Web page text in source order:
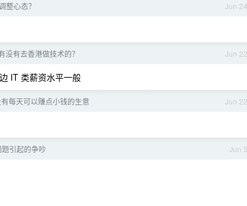
Jun 24
整心态？
Jun 22
没有去香港做技术的？
IT 类薪资水平一般
Jun 22
每天可以赚点小钱的生意
Jun 5
引起的争吵